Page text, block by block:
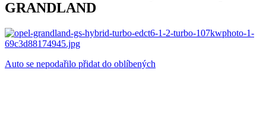
GRANDLAND
Auto se nepodařilo přidat do oblíbených